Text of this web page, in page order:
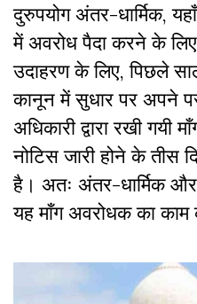
दुरुपयोग अंतर-धार्मिक,
में अवरोध पैदा करने के
उदाहरण के लिए, पिछले
कानून में सुधार पर अपने
अधिकारी द्वारा रखी गयी
नोटिस जारी होने के तीस
है। अतः अंतर-धार्मिक और
यह माँग अवरोधक का